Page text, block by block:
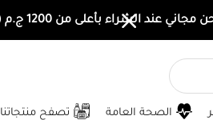
الشراء بأعلى من 1200 ج.م (اعرف المزيد)
الصحة العامة تصفح منتجاتنا